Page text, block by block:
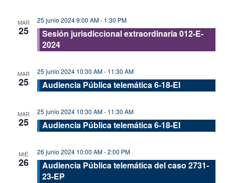
MAR
25
25 junio 2024 9:00 AM- 1:30 PM
Sesión jurisdiccional extraordinaria 012-E-
2024
MAR
25
25 junio 2024 10:30 AM- 11:30 AM
Audiencia Pública telemática 6-18-EI
MAR
25
25 junio 2024 10:30 AM- 11:30 AM
Audiencia Pública telemática 6-18-EI
MIÉ
26
26 junio 2024 10:00 AM-2:00 PM
Audiencia Pública telemática del caso 2731-
23-EP